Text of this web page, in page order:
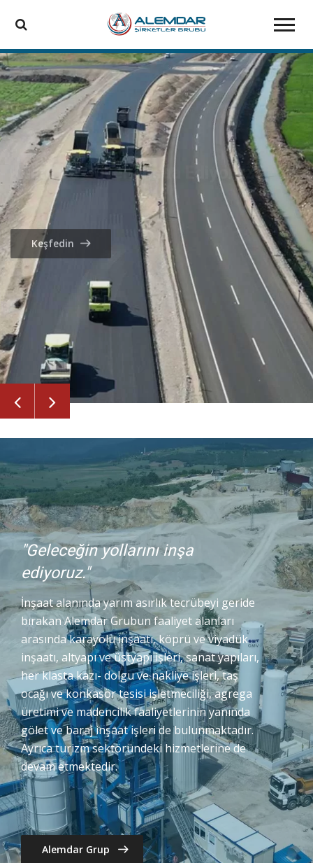
Kalite ve Güven İnşaa Ediyoruz
Keşfedin
"Geleceğin yollarını inşa
ediyoruz."
İnşaat alanında yarım asırlık tecrübeyi geride
bırakan Alemdar Grubun faaliyet alanları
arasında karayolu inşaatı, köprü ve viyadük
inşaatı, altyapı ve üstyapı işleri, sanat yapıları,
her klasta kazı- dolgu ve nakliye işleri, taş
ocağı ve konkasör tesisi işletmeciliği, agrega
üretimi ve madencilik faaliyetlerinin yanında
gölet ve baraj inşaat işleri de bulunmaktadır.
Ayrıca turizm sektöründeki hizmetlerine de
devam etmektedir.
Alemdar Grup